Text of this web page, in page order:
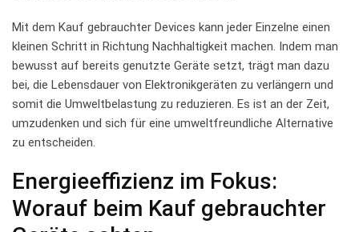
Mit dem Kauf gebrauchter Devices kann jeder Einzelne einen
kleinen Schritt in Richtung Nachhaltigkeit machen. Indem man
bewusst auf bereits genutzte Geräte setzt, trägt man dazu
bei, die Lebensdauer von Elektronikgeräten zu​ verlängern und
somit die Umweltbelastung zu reduzieren. Es ist an der Zeit,
umzudenken und sich für⁤ eine umweltfreundliche Alternative⁣
zu entscheiden.
Energieeffizienz​ im Fokus:
Worauf beim Kauf gebrauchter